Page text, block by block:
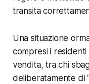
transita
Una situazione
compresi i
vendita, tra chi
deliberatamente di